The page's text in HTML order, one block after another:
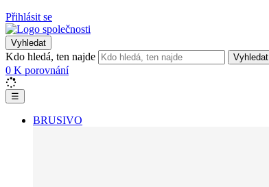
Přihlásit se
Vyhledat
Kdo hledá, ten najde Vyhledat
0 K porovnání
☰
BRUSIVO